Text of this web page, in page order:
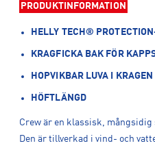
PRODUKTINFORMATION
HELLY TECH®
KRAGFICKA BAK FÖR
HOPVIKBAR LUVA I KRAGEN
HÖFTLÄNGD
Crew är en klassisk,
Den är tillverkad i vind- och